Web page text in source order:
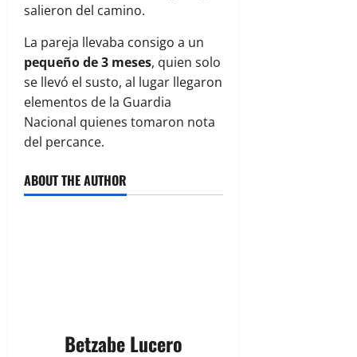
salieron del camino.
La pareja llevaba consigo a un
pequeño de 3 meses, quien solo
se llevó el susto, al lugar llegaron
elementos de la Guardia
Nacional quienes tomaron nota
del percance.
ABOUT THE AUTHOR
Betzabe Lucero